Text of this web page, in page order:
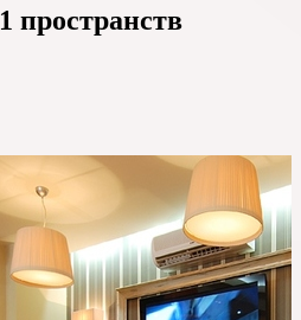
1 пространств